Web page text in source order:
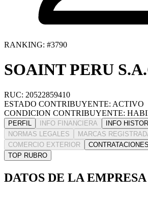
RANKING: #3790
SOAINT PERU
RUC: 20522859410
ESTADO CONTRIBUYENTE: ACTIVO
CONDICION CONTRIBUYENTE:
PERFIL INFO FINANCIERA
INFO
NORMAS LEGALES
MARCAS
COMERCIO EXTERIOR
TOP RUBRO
DATOS DE LA EMPRESA